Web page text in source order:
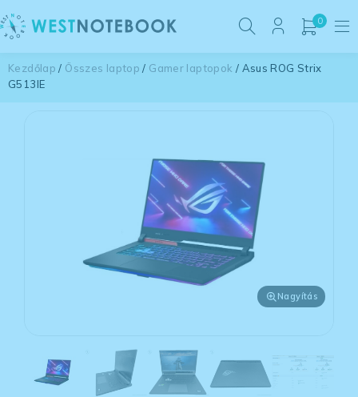
0
Kezdőlap / Összes laptop / Gamer laptopok / Asus ROG Strix
G513IE
Nagyítás